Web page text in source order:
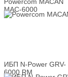
Powercom MACAN
MAC-6000
ИБП N-Power GRV-
6000 RM